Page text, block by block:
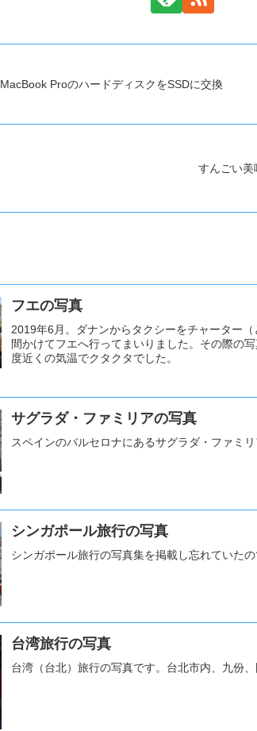
MacBook ProのハードディスクをSSDに交換
すんごい美
フエの写真
2019年6月。ダナンからタクシーをチャーター
間かけてフエへ行ってまいりました。その際の
度近くの気温でクタクタでした。
サグラダ・ファミリアの写真
スペインのバルセロナにあるサグラダ・ファミ
シンガポール旅行の写真
シンガポール旅行の写真集を掲載し忘れていたの
台湾旅行の写真
台湾（台北）旅行の写真です。台北市内、九份、